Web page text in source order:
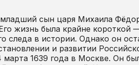
сын царя Михаила
жизнь была крайне короткой
следа в истории. Однако он
и развитии
марта 1639 года в Москве. Он